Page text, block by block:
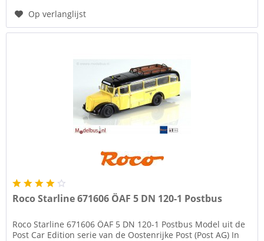
Op verlanglijst
Roco Starline 671606 ÖAF 5 DN 120-1 Postbus
Roco Starline 671606 ÖAF 5 DN 120-1 Postbus Model uit de
Post Car Edition serie van de Oostenrijke Post (Post AG) In